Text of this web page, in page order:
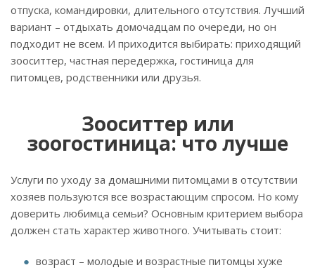
отпуска, командировки, длительного отсутствия. Лучший
вариант – отдыхать домочадцам по очереди, но он
подходит не всем. И приходится выбирать: приходящий
зооситтер, частная передержка, гостиница для
питомцев, родственники или друзья.
Зооситтер или
зоогостиница: что лучше
Услуги по уходу за домашними питомцами в отсутствии
хозяев пользуются все возрастающим спросом. Но кому
доверить любимца семьи? Основным критерием выбора
должен стать характер животного. Учитывать стоит:
возраст – молодые и возрастные питомцы хуже